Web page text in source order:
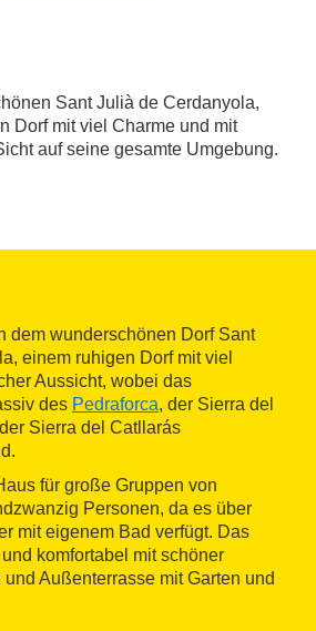
Sant Julià de Cerdanyola,
Dorf mit viel Charme und mit
auf seine gesamte Umgebung.
dem wunderschönen Dorf Sant
einem ruhigen Dorf mit viel
Aussicht, wobei das
des Pedraforca, der Sierra del
Sierra del Catllarás
für große Gruppen von
Personen, da es über
mit eigenem Bad verfügt. Das
komfortabel mit schöner
Außenterrasse mit Garten und